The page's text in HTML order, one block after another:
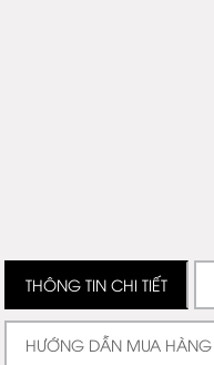
THÔNG TIN CHI TIẾT
HƯỚNG DẪN MUA HÀNG